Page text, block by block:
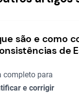
são e como
de
completo para
e corrigir